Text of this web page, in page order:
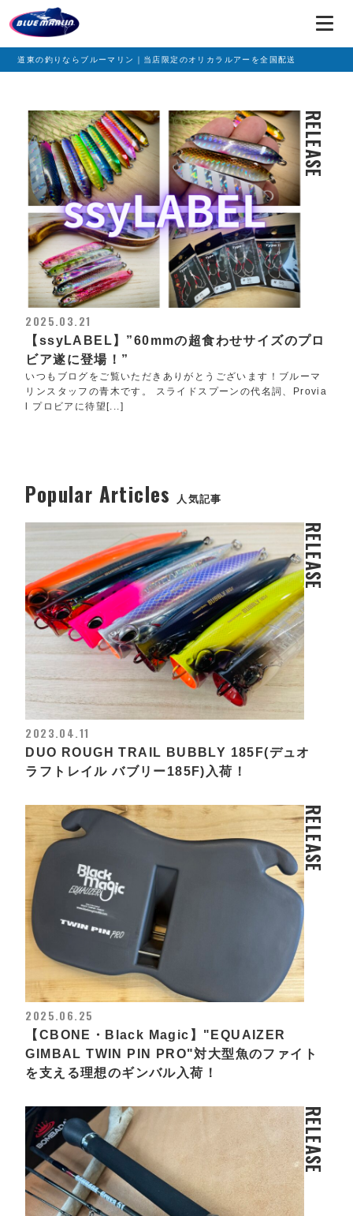
道東の釣りならブルーマリン｜当店限定のオリカラルアーを全国配送
RELEASE
2025.03.21
【ssyLABEL】”60mmの超食わせサイズのプロ
ビア遂に登場！”
いつもブログをご覧いただきありがとうございます！ブルーマ
リンスタッフの青木です。 スライドスプーンの代名詞、Provia
l プロビアに待望[...]
Popular Articles 人気記事
RELEASE
2023.04.11
DUO ROUGH TRAIL BUBBLY 185F(デュオ
ラフトレイル バブリー185F)入荷！
RELEASE
2025.06.25
【CBONE・Black Magic】"EQUAIZER
GIMBAL TWIN PIN PRO"対大型魚のファイト
を支える理想のギンバル入荷！
RELEASE